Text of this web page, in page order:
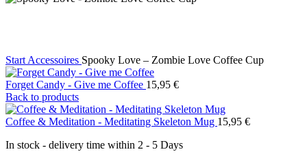
Start Accessoires Spooky Love – Zombie Love Coffee Cup
Forget Candy - Give me Coffee 15,95 €
Back to products
Coffee & Meditation - Meditating Skeleton Mug 15,95 €
In stock - delivery time within 2 - 5 Days